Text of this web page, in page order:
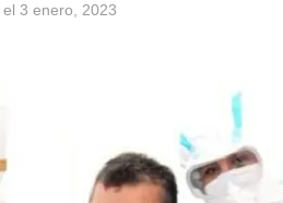
el 3 enero, 2023